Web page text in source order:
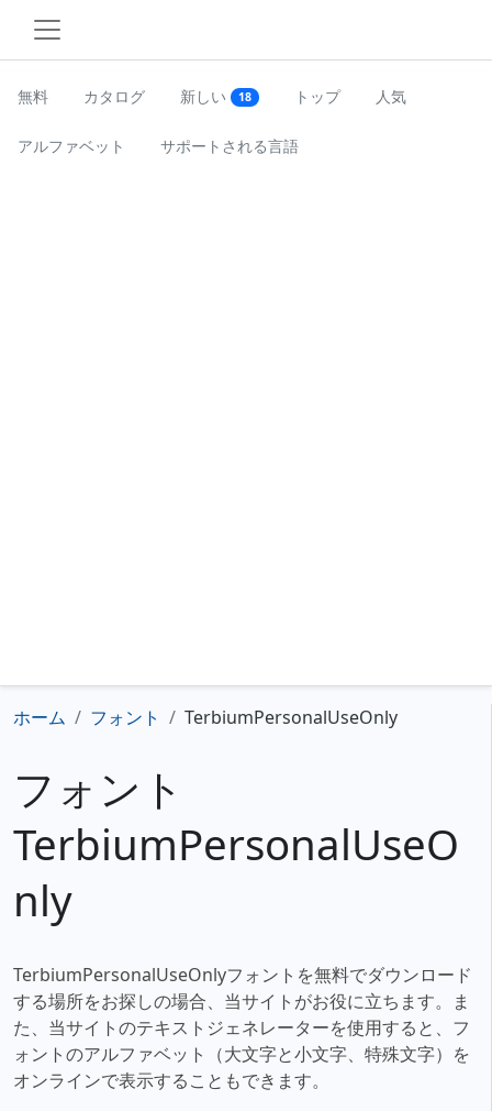
無料 カタログ 新しい 18 トップ 人気
アルファベット サポートされる言語
ホーム フォント TerbiumPersonalUseOnly
フォント
TerbiumPersonalUseO
nly
TerbiumPersonalUseOnlyフォントを無料でダウンロード
する場所をお探しの場合、当サイトがお役に立ちます。ま
た、当サイトのテキストジェネレーターを使用すると、フ
ォントのアルファベット（大文字と小文字、特殊文字）を
オンラインで表示することもできます。